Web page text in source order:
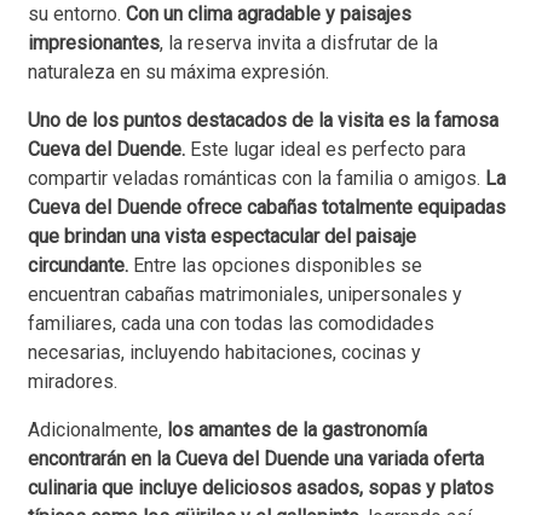
su entorno. Con un clima agradable y paisajes
impresionantes, la reserva invita a disfrutar de la
naturaleza en su máxima expresión.
Uno de los puntos destacados de la visita es la famosa
Cueva del Duende. Este lugar ideal es perfecto para
compartir veladas románticas con la familia o amigos. La
Cueva del Duende ofrece cabañas totalmente equipadas
que brindan una vista espectacular del paisaje
circundante. Entre las opciones disponibles se
encuentran cabañas matrimoniales, unipersonales y
familiares, cada una con todas las comodidades
necesarias, incluyendo habitaciones, cocinas y
miradores.
Adicionalmente, los amantes de la gastronomía
encontrarán en la Cueva del Duende una variada oferta
culinaria que incluye deliciosos asados, sopas y platos